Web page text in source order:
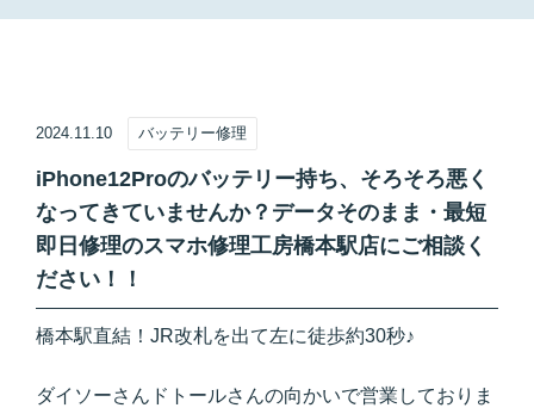
2024.11.10 バッテリー修理
iPhone12Proのバッテリー持ち、そろそろ悪く
なってきていませんか？データそのまま・最短
即日修理のスマホ修理工房橋本駅店にご相談く
ださい！！
橋本駅直結！JR改札を出て左に徒歩約30秒♪
ダイソーさんドトールさんの向かいで営業しておりま